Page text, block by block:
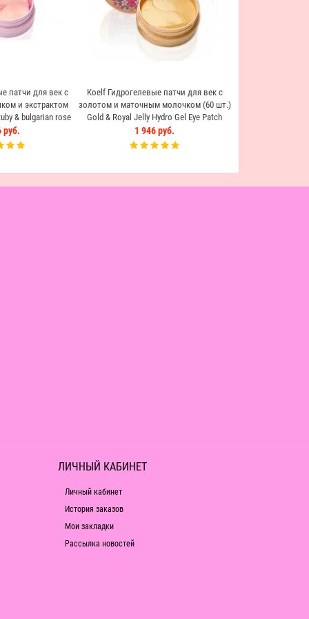
патчи для век с
и экстрактом
& bulgarian rose
(60шт)
руб.
Koelf Гидрогелевые патчи для век с
золотом и маточным молочком (60 шт.)
Gold & Royal Jelly Hydro Gel Eye Patch
1 946 руб.
ЛИЧНЫЙ КАБИНЕТ
Личный кабинет
История заказов
Мои закладки
Рассылка новостей